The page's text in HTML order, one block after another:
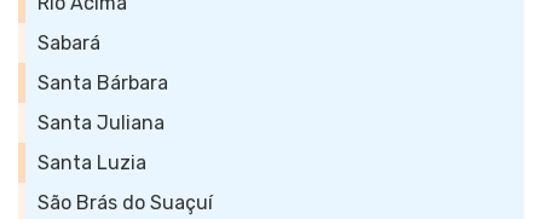
Sabará
Santa Bárbara
Santa Juliana
Santa Luzia
São Brás do Suaçuí